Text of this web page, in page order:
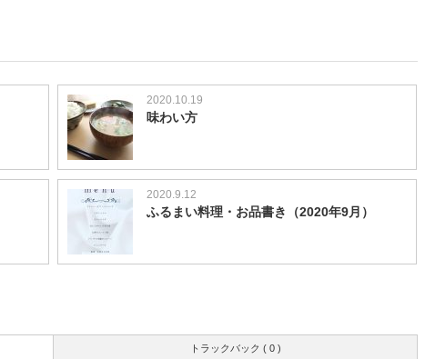
2020.10.19
味わい方
2020.9.12
ふるまい料理・お品書き（2020年9月）
トラックバック ( 0 )